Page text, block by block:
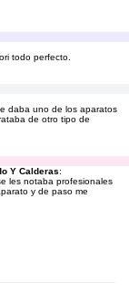
todo perfecto.
daba uno de los aparatos
de otro tipo de
Y Calderas:
les notaba profesionales
y de paso me